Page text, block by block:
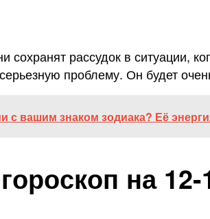
рассудок в ситуации,
проблему. Он будет
с вашим знаком зодиака? Её
на 12-